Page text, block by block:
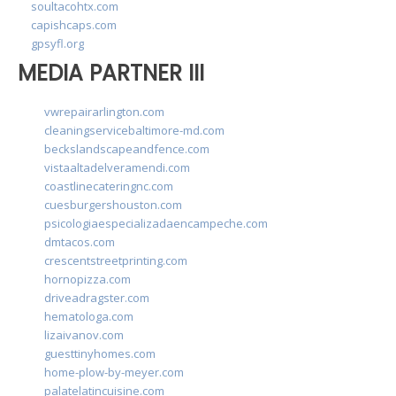
soultacohtx.com
capishcaps.com
gpsyfl.org
MEDIA PARTNER III
vwrepairarlington.com
cleaningservicebaltimore-md.com
beckslandscapeandfence.com
vistaaltadelveramendi.com
coastlinecateringnc.com
cuesburgershouston.com
psicologiaespecializadaencampeche.com
dmtacos.com
crescentstreetprinting.com
hornopizza.com
driveadragster.com
hematologa.com
lizaivanov.com
guesttinyhomes.com
home-plow-by-meyer.com
palatelatincuisine.com